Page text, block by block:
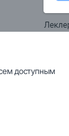
доступным